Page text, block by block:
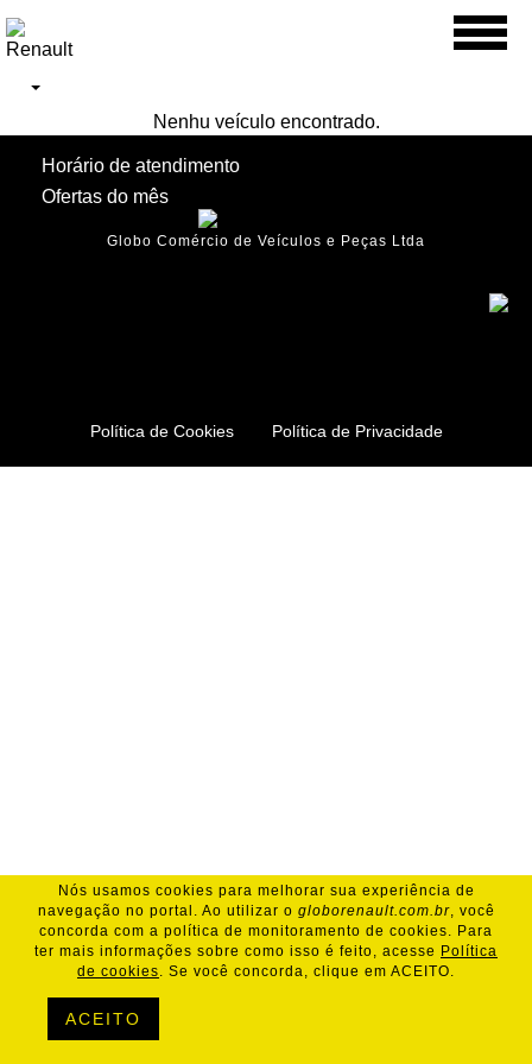
Nenhu veículo encontrado.
Horário de atendimento
Ofertas do mês
Globo Comércio de Veículos e Peças Ltda
Política de Cookies Política de Privacidade
Nós usamos cookies para melhorar sua experiência de
navegação no portal. Ao utilizar o globorenault.com.br, você
concorda com a política de monitoramento de cookies. Para
ter mais informações sobre como isso é feito, acesse Política
de cookies. Se você concorda, clique em ACEITO.
ACEITO